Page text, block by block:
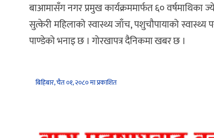
बाआमासँग नगर प्रमुख कार्यक्रममार्फत ६० वर्षमाथिका
सुत्केरी महिलाको स्वास्थ्य जाँच, पशुचौपायाको
पाण्डेको भनाइ छ । गोरखापत्र दैनिकमा खबर छ ।
बिहिबार, चैत ०१, २०८० मा प्रकाशित